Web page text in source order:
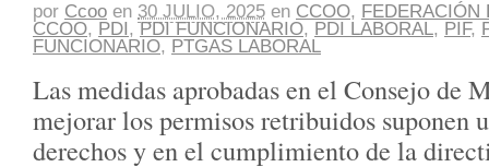
por Ccoo en 30 JULIO, 2025 en CCOO, FEDERACIÓN
CCOO, PDI,PDI FUNCIONARIO, PDI LABORAL, PIF,
FUNCIONARIO, PTGAS LABORAL
Las medidas aprobadas en el Consejo de
mejorar los permisos retribuidos suponen
derechos y en el cumplimiento de la